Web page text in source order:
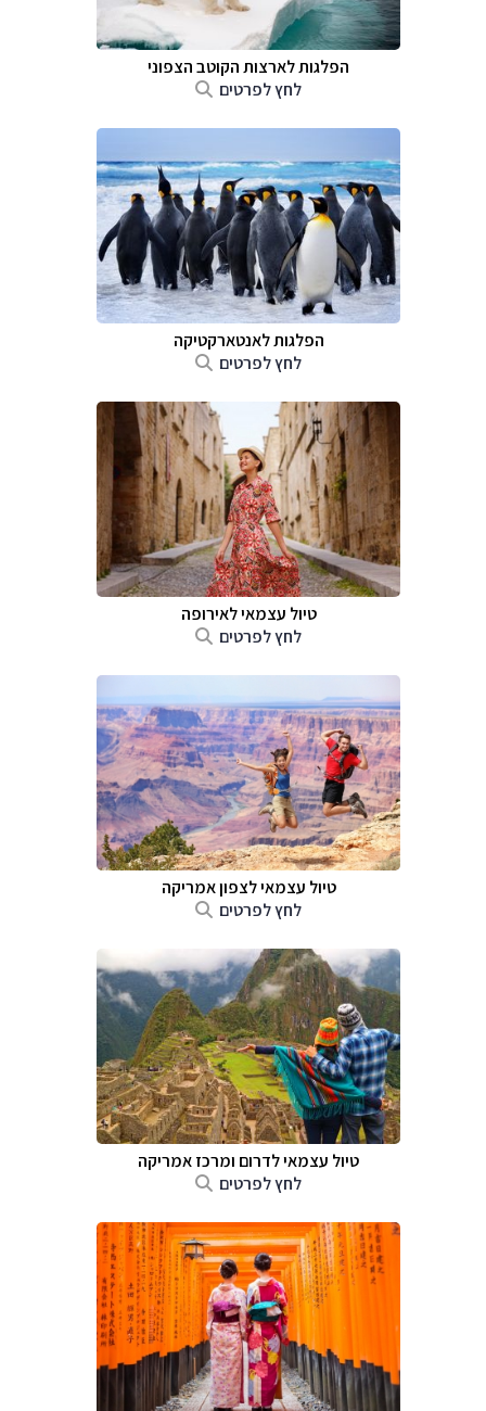
הפלגות לארצות הקוטב הצפוני
לחץ לפרטים
הפלגות לאנטארקטיקה
לחץ לפרטים
טיול עצמאי לאירופה
לחץ לפרטים
טיול עצמאי לצפון אמריקה
לחץ לפרטים
טיול עצמאי לדרום ומרכז אמריקה
לחץ לפרטים